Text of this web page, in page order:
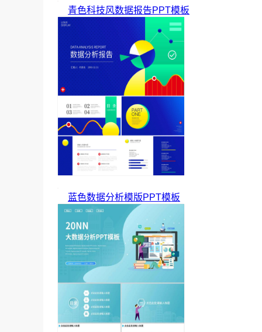
青色科技风数据报告PPT模板
蓝色数据分析模版PPT模板